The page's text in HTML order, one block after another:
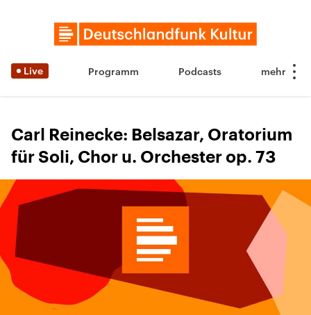
Live Programm Podcasts
Carl Reinecke: Belsazar, Oratorium
für Soli, Chor u. Orchester op. 73